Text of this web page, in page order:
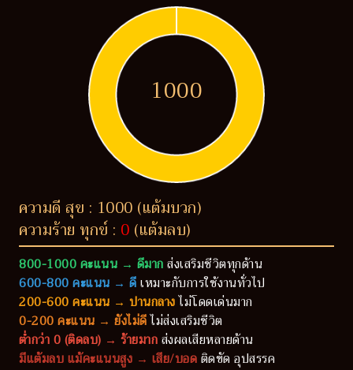
1000
ความดี สุข : 1000 (แต้มบวก)
ความร้าย ทุกข์ : 0 (แต้มลบ)
800-1000 คะแนน → ดีมากส่งเสริมชีวิตทุกด้าน
600-800 คะแนน → ดีเหมาะกับการใช้งานทั่วไป
200-600 คะแนน → ปานกลางไม่โดดเด่นมาก
0-200 คะแนน → ยังไม่ดีไม่ส่งเสริมชีวิต
ต่ำกว่า 0 (ติดลบ) → ร้ายมากส่งผลเสียหลายด้าน
มีแต้มลบ แม้คะแนนสูง → เสีย/บอดติดขัด อุปสรรค